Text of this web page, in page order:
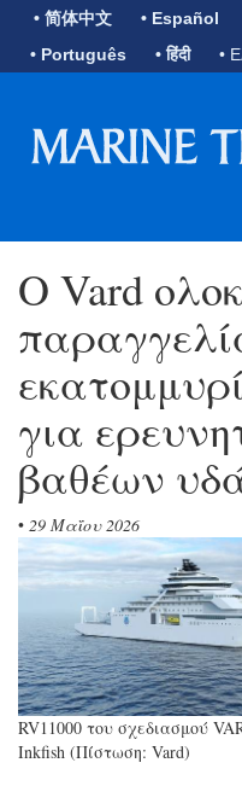
• 简体中文 • Español
• Português
• हिंदी •
Ο Vard
για
βαθέων
• 29 Μαΐου 2026
RV11000 του σχεδιασμού
Inkfish (Πίστωση: Vard)